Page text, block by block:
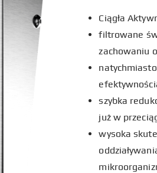
Ciągła
filtrowane
zachowaniu
szybka
już w
wysoka